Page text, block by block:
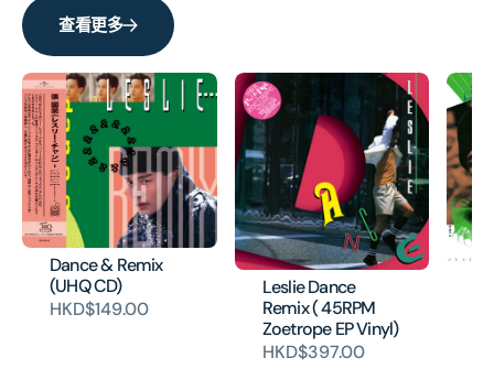
查看更多
Dance & Remix
(UHQ CD)
HKD$149.00
Leslie Dance
Remix ( 45RPM
Zoetrope EP Vinyl)
HKD$397.00